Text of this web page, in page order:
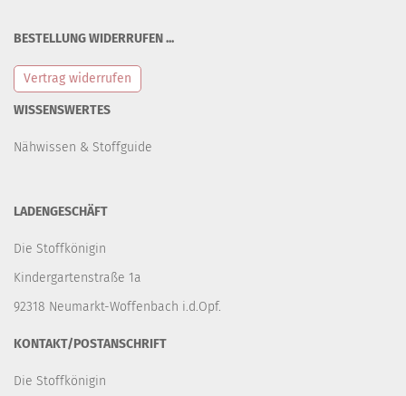
BESTELLUNG WIDERRUFEN ...
Vertrag widerrufen
WISSENSWERTES
Nähwissen & Stoffguide
LADENGESCHÄFT
Die Stoffkönigin
Kindergartenstraße 1a
92318 Neumarkt-Woffenbach i.d.Opf.
KONTAKT/POSTANSCHRIFT
Die Stoffkönigin